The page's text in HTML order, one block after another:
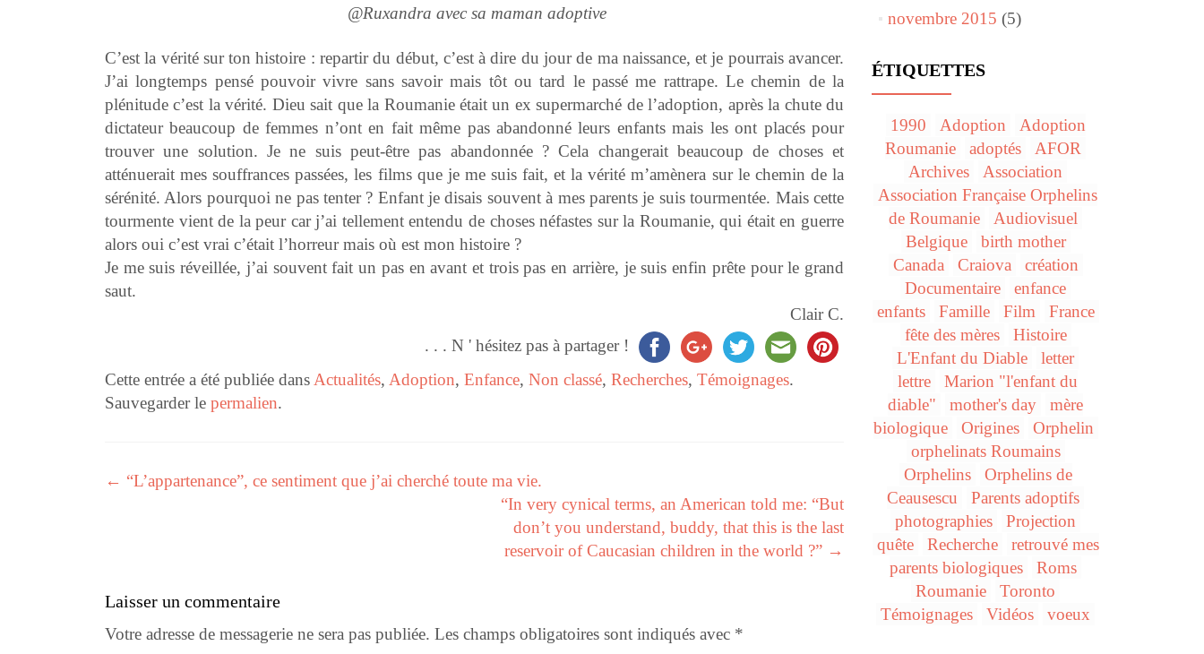
@Ruxandra avec sa maman adoptive
C’est la vérité sur ton histoire : repartir du début, c’est à dire du jour de ma naissance, et je pourrais avancer.
J’ai longtemps pensé pouvoir vivre sans savoir mais tôt ou tard le passé me rattrape. Le chemin de la
plénitude c’est la vérité. Dieu sait que la Roumanie était un ex supermarché de l’adoption, après la chute du
dictateur beaucoup de femmes n’ont en fait même pas abandonné leurs enfants mais les ont placés pour
trouver une solution. Je ne suis peut-être pas abandonnée ? Cela changerait beaucoup de choses et
atténuerait mes souffrances passées, les films que je me suis fait, et la vérité m’amènera sur le chemin de la
sérénité. Alors pourquoi ne pas tenter ? Enfant je disais souvent à mes parents je suis tourmentée. Mais cette
tourmente vient de la peur car j’ai tellement entendu de choses néfastes sur la Roumanie, qui était en guerre
alors oui c’est vrai c’était l’horreur mais où est mon histoire ?
Je me suis réveillée, j’ai souvent fait un pas en avant et trois pas en arrière, je suis enfin prête pour le grand
saut.
Clair C.
. . . N ' hésitez pas à partager !
Cette entrée a été publiée dans Actualités, Adoption, Enfance, Non classé, Recherches, Témoignages.
Sauvegarder le permalien.
Navigation des articles
← “L’appartenance”, ce sentiment que j’ai cherché toute ma vie.
“In very cynical terms, an American told me: “But
don’t you understand, buddy, that this is the last
reservoir of Caucasian children in the world ?” →
Laisser un commentaire
Votre adresse de messagerie ne sera pas publiée. Les champs obligatoires sont indiqués avec *
novembre 2015 (5)
ÉTIQUETTES
1990 Adoption
Adoption
Roumanie
adoptés
AFOR
Archives
Association
Association Française Orphelins
de Roumanie
Audiovisuel
Belgique
birth mother
Canada
Craiova
création
Documentaire
enfance
enfants
Famille Film
France
fête des mères
Histoire
L'Enfant du Diable
letter
lettre
Marion "l'enfant du
diable"
mother's day
mère
biologique
Origines
Orphelin
orphelinats Roumains
Orphelins
Orphelins de
Ceausescu
Parents adoptifs
photographies
Projection
quête
Recherche
retrouvé mes
parents biologiques
Roms
Roumanie
Toronto
Témoignages
Vidéos voeux